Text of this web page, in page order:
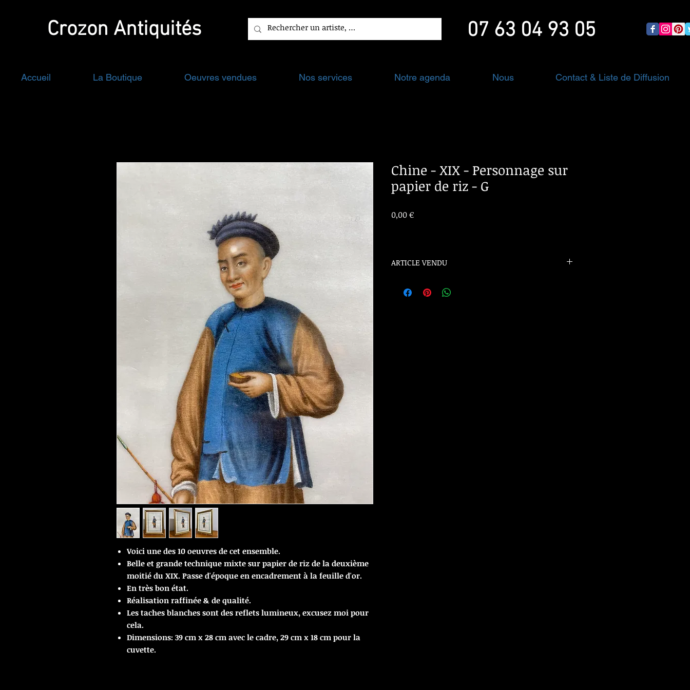
Crozon Antiquités 07 63 04 93 05
Accueil La Boutique Oeuvres vendues Nos services Notre agenda Nous Contact & Liste de Diffusion
Voici une des 10 oeuvres de cet ensemble.
Belle et grande technique mixte sur papier de riz de la deuxième
moitié du XIX. Passe d'époque en encadrement à la feuille d'or.
En très bon état.
Réalisation raffinée & de qualité.
Les taches blanches sont des reflets lumineux, excusez moi pour
cela.
Dimensions: 39 cm x 28 cm avec le cadre, 29 cm x 18 cm pour la
cuvette.
Chine - XIX - Personnage sur
papier de riz - G
0,00 €Prix
ARTICLE VENDU